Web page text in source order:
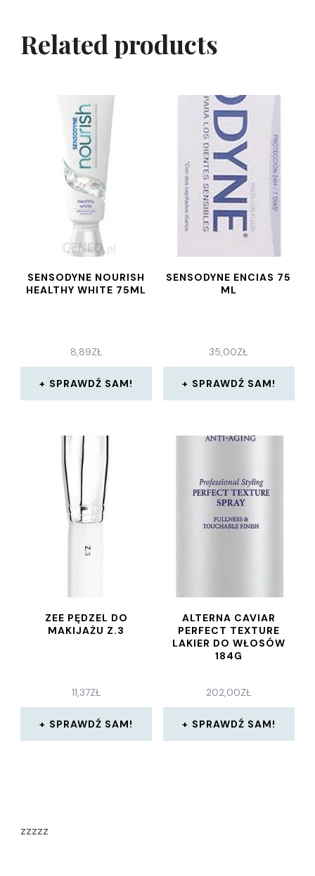
Related products
SENSODYNE NOURISH
HEALTHY WHITE 75ML
8,89ZŁ
SPRAWDŹ SAM!
SENSODYNE ENCIAS 75
ML
35,00ZŁ
SPRAWDŹ SAM!
ZEE PĘDZEL DO
MAKIJAŻU Z.3
11,37ZŁ
SPRAWDŹ SAM!
ALTERNA CAVIAR
PERFECT TEXTURE
LAKIER DO WŁOSÓW
184G
202,00ZŁ
SPRAWDŹ SAM!
zzzzz